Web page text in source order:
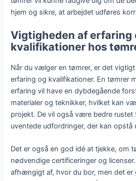
hjem og sikre, at arbejdet udføres
Vigtigheden af erfaring
kvalifikationer hos
Når du vælger en tømrer, er det
erfaring og kvalifikationer. En tømrer
erfaring vil have en dybdegående
materialer og teknikker, hvilket kan
projekt. De vil også være bedre rustet
uventede udfordringer, der kan opstå
Det er også en god idé at tjekke, om
nødvendige certificeringer og
afhængigt af, hvor du bor, men det er